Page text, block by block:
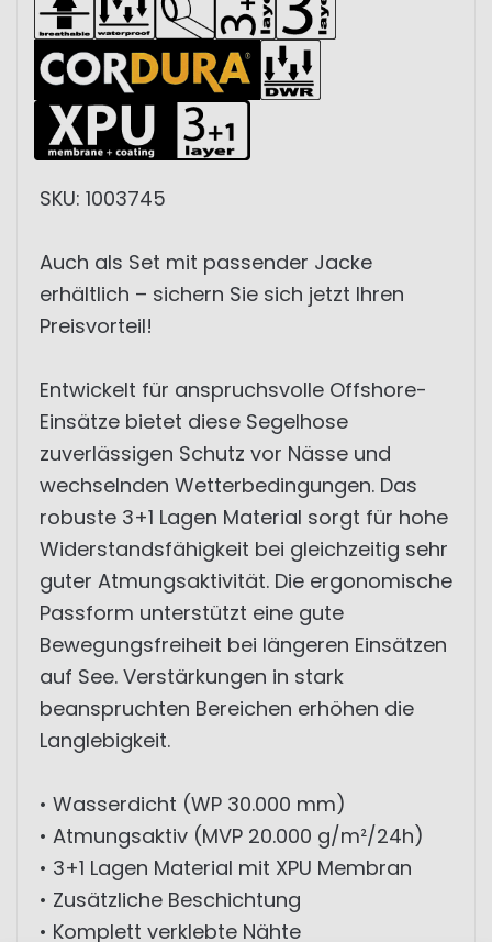
SKU: 1003745
Auch als Set mit passender Jacke
erhältlich – sichern Sie sich jetzt Ihren
Preisvorteil!
Entwickelt für anspruchsvolle Offshore-
Einsätze bietet diese Segelhose
zuverlässigen Schutz vor Nässe und
wechselnden Wetterbedingungen. Das
robuste 3+1 Lagen Material sorgt für hohe
Widerstandsfähigkeit bei gleichzeitig sehr
guter Atmungsaktivität. Die ergonomische
Passform unterstützt eine gute
Bewegungsfreiheit bei längeren Einsätzen
auf See. Verstärkungen in stark
beanspruchten Bereichen erhöhen die
Langlebigkeit.
• Wasserdicht (WP 30.000 mm)
• Atmungsaktiv (MVP 20.000 g/m²/24h)
• 3+1 Lagen Material mit XPU Membran
• Zusätzliche Beschichtung
• Komplett verklebte Nähte